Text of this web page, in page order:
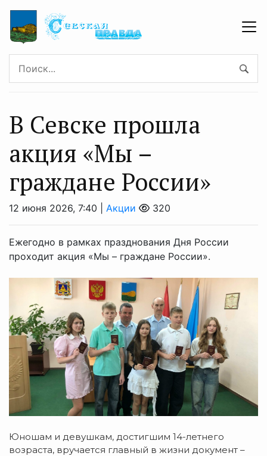
В Севске прошла
акция «Мы –
граждане России»
12 июня 2026, 7:40 | Акции 320
Ежегодно в рамках празднования Дня России
проходит акция «Мы – граждане России».
Юношам и девушкам, достигшим 14-летнего
возраста, вручается главный в жизни документ –